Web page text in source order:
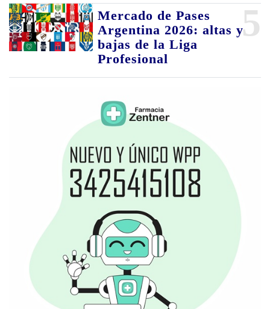
5
Mercado de Pases
Argentina 2026: altas y
bajas de la Liga
Profesional